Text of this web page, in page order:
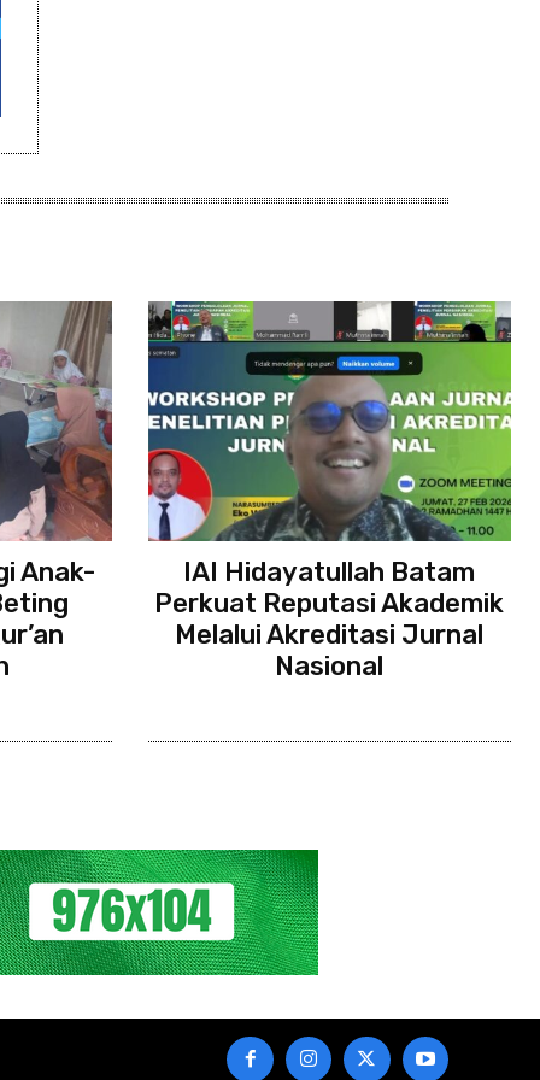
Anak-
IAI Hidayatullah Batam
Perkuat Reputasi Akademik
Melalui Akreditasi Jurnal
Nasional